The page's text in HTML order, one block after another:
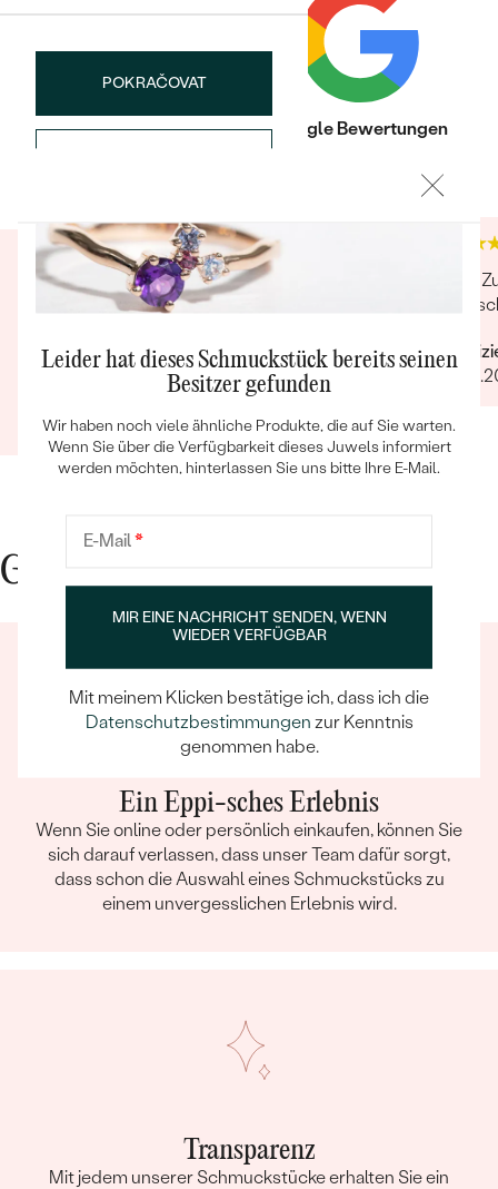
Bestseller
ANSEHEN
POKRAČOVAT
Trusted shop BewertungenGoogle Bewertungen
Wieder schnelle, hilfsbereite und freundliche
Kommunikation. Auch dieses Mal konnten alle
umgesetzt werden. Wenn's um hochwertigen,
individuellen und nachhaltigen Schmuck geht,
12.09.2022
Ganze Bewertung anzeigen
Sehr
kam
Gute Gründe für Eppi
Ein Eppi-sches Erlebnis
Wenn Sie online oder persönlich einkaufen, können Sie
sich darauf verlassen, dass unser Team dafür sorgt,
dass schon die Auswahl eines Schmuckstücks zu
einem unvergesslichen Erlebnis wird.
Transparenz
Mit jedem unserer Schmuckstücke erhalten Sie ein
Leider hat dieses Schmuckstück bereits seinen
Besitzer gefunden
Wir haben noch viele ähnliche Produkte, die auf Sie warten.
Wenn Sie über die Verfügbarkeit dieses Juwels informiert
werden möchten, hinterlassen Sie uns bitte Ihre E-Mail.
E-Mail*
MIR EINE NACHRICHT SENDEN, WENN
WIEDER VERFÜGBAR
Mit meinem Klicken bestätige ich, dass ich die
Datenschutzbestimmungen zur Kenntnis
genommen habe.